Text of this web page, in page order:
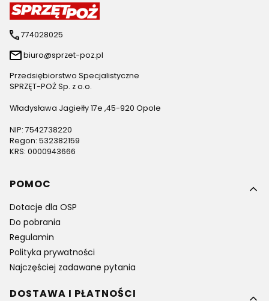
774028025
biuro@sprzet-poz.pl
Przedsiębiorstwo Specjalistyczne
SPRZĘT-POŻ Sp. z o.o.
Władysława Jagiełły 17e ,45-920 Opole
NIP: 7542738220
Regon: 532382159
KRS: 0000943666
Linki w stopce
POMOC
Dotacje dla OSP
Do pobrania
Regulamin
Polityka prywatności
Najczęściej zadawane pytania
DOSTAWA I PŁATNOŚCI